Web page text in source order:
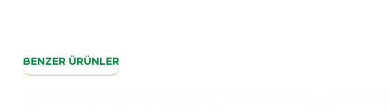
Ayarlanabilir uç
BENZER ÜRÜNLER